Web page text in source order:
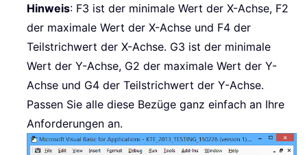
Hinweis: F3 ist der minimale Wert der X-Achse, F2
der maximale Wert der X-Achse und F4 der
Teilstrichwert der X-Achse. G3 ist der minimale
Wert der Y-Achse, G2 der maximale Wert der Y-
Achse und G4 der Teilstrichwert der Y-Achse.
Passen Sie alle diese Bezüge ganz einfach an Ihre
Anforderungen an.